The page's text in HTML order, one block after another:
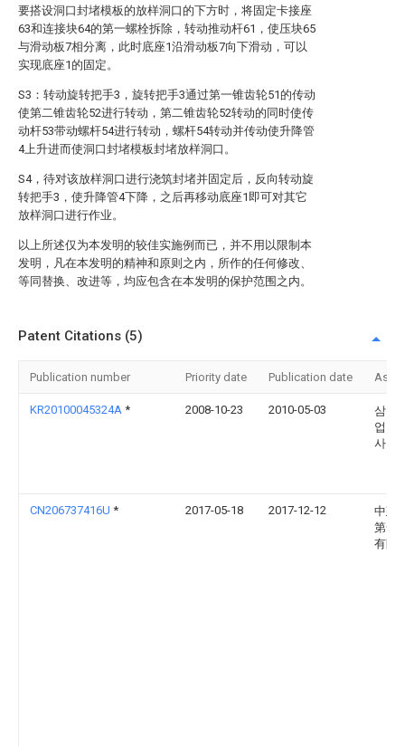
要搭设洞口封堵模板的放样洞口的下方时，将固定卡接座
63和连接块64的第一螺栓拆除，转动推动杆61，使压块65
与滑动板7相分离，此时底座1沿滑动板7向下滑动，可以
实现底座1的固定。
S3：转动旋转把手3，旋转把手3通过第一锥齿轮51的传动
使第二锥齿轮52进行转动，第二锥齿轮52转动的同时使传
动杆53带动螺杆54进行转动，螺杆54转动并传动使升降管
4上升进而使洞口封堵模板封堵放样洞口。
S4，待对该放样洞口进行浇筑封堵并固定后，反向转动旋
转把手3，使升降管4下降，之后再移动底座1即可对其它
放样洞口进行作业。
以上所述仅为本发明的较佳实施例而已，并不用以限制本
发明，凡在本发明的精神和原则之内，所作的任何修改、
等同替换、改进等，均应包含在本发明的保护范围之内。
Patent Citations (5)
Publication number Priority date Publication date
KR20100045324A * 2008-10-23 2010-05-03
삼성
업 주
사
CN206737416U * 2017-05-18 2017-12-12
中建
第一
有限